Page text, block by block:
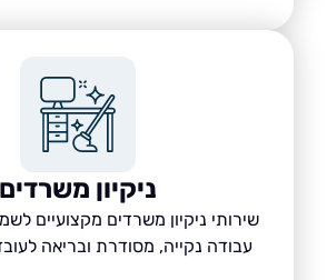
ניקיון משרדים
שירותי ניקיון משרדים מקצועיים לשמירה על
עבודה נקייה, מסודרת ובריאה לעובדים